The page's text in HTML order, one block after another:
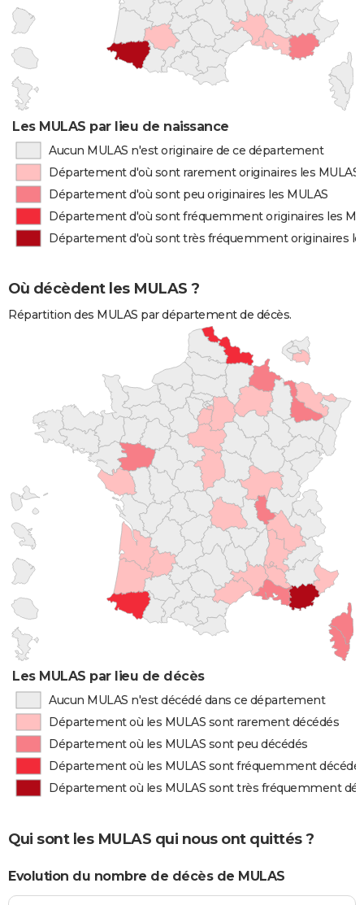
Les MULAS par lieu de naissance
Aucun MULAS n'est originaire de ce département
Département d'où sont rarement originaires les MULAS
Département d'où sont peu originaires les MULAS
Département d'où sont fréquemment originaires les
Département d'où sont très fréquemment originaires
Où décèdent les MULAS ?
Répartition des MULAS par département de décès.
Les MULAS par lieu de décès
Aucun MULAS n'est décédé dans ce département
Département où les MULAS sont rarement décédés
Département où les MULAS sont peu décédés
Département où les MULAS sont fréquemment
Département où les MULAS sont très fréquemment
Qui sont les MULAS qui nous ont quittés ?
Evolution du nombre de décès de MULAS